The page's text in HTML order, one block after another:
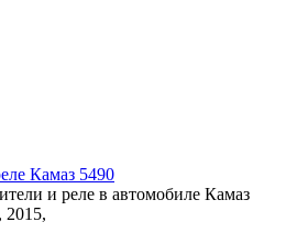
Камаз 5490
и реле в автомобиле Камаз
2015,